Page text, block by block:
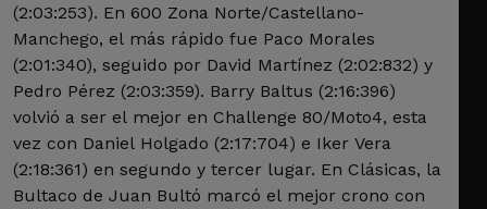
(2:03:253). En 600 Zona Norte/Castellano-
Manchego, el más rápido fue Paco Morales
(2:01:340), seguido por David Martínez (2:02:832) y
Pedro Pérez (2:03:359). Barry Baltus (2:16:396)
volvió a ser el mejor en Challenge 80/Moto4, esta
vez con Daniel Holgado (2:17:704) e Iker Vera
(2:18:361) en segundo y tercer lugar. En Clásicas, la
Bultaco de Juan Bultó marcó el mejor crono con